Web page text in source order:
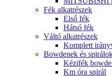
Fék alkatrészek
Első fék
Hátsó fék
Váltó alkatrészek
Komplett
Bowdenek és
Kézifék
Km óra spirál